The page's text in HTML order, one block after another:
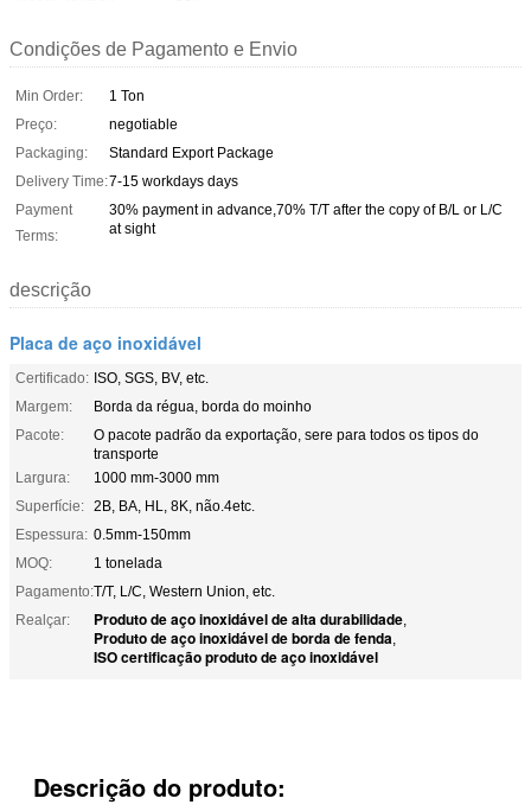
Condições de Pagamento e Envio
Min Order:
1 Ton
Preço:
negotiable
Packaging:
Standard Export Package
Delivery Time:7-15 workdays days
Payment
Terms:
30% payment in advance,70% T/T after the copy of B/L or L/C
at sight
descrição
Placa de aço inoxidável
Certificado: ISO, SGS, BV, etc.
Margem:
Borda da régua, borda do moinho
Pacote:
O pacote padrão da exportação, sere para todos os tipos do
transporte
Largura:
1000 mm-3000 mm
Superfície: 2B, BA, HL, 8K, não.4etc.
Espessura: 0.5mm-150mm
MOQ:
1 tonelada
Pagamento:T/T, L/C, Western Union, etc.
Realçar:
Produto de aço inoxidável de alta durabilidade,
Produto de aço inoxidável de borda de fenda,
ISO certificação produto de aço inoxidável
Descrição do produto: